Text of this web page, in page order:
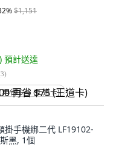
%$1,151
預計送達
3)
再省 $75 (王道卡)
掛手機綁二代 LF19102-
黑, 1個